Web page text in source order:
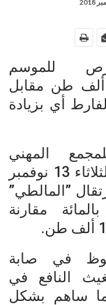
للموسم
2018، بنحو 440 ألف طن مقابل
أي بزيادة
المهني
المشترك للغلال، اليوم الثلاثاء 13 نوفمبر
”المالطي”
بنسبة 42 بالمائة مقارنة
في صابة
النافع في
ساهم بشكل